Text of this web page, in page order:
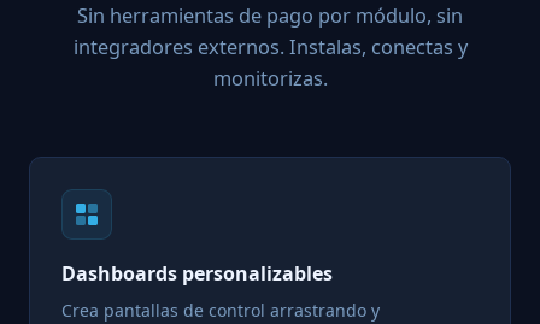
Sin herramientas de pago por módulo, sin
integradores externos. Instalas, conectas y
monitorizas.
Dashboards personalizables
Crea pantallas de control arrastrando y